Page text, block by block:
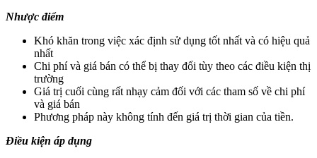
Nhược điểm
Khó khăn trong việc xác định sử dụng tốt nhất và có hiệu quả
nhất
Chi phí và giá bán có thể bị thay đổi tùy theo các điều kiện thị
trường
Giá trị cuối cùng rất nhạy cảm đối với các tham số về chi phí
và giá bán
Phương pháp này không tính đến giá trị thời gian của tiền.
Điều kiện áp dụng